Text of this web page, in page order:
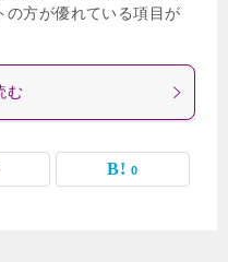
の方が優れている項目が
む
0